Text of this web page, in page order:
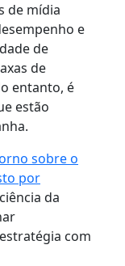
de mídia
e
de
de
entanto, é
estão
sobre o
por
da
com